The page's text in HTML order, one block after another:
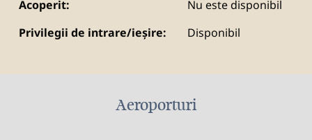
Acoperit:
Nu este disponibil
Privilegii de intrare/ieșire:
Disponibil
Aeroporturi